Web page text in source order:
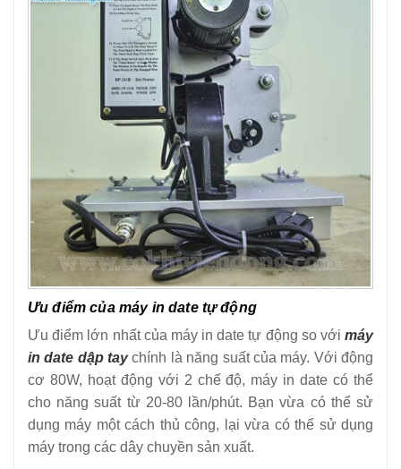
Ưu điểm của máy in date tự động
Ưu điểm lớn nhất của máy in date tự động so với máy
in date dập taychính là năng suất của máy. Với động
cơ 80W, hoạt động với 2 chế độ, máy in date có thể
cho năng suất từ 20-80 lần/phút. Bạn vừa có thể sử
dụng máy một cách thủ công, lại vừa có thể sử dụng
máy trong các dây chuyền sản xuất.